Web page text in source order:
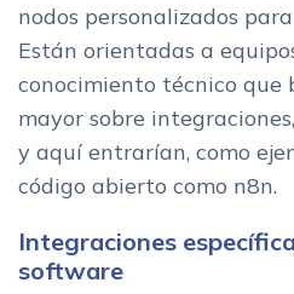
nodos personalizados
Están orientadas a
conocimiento técnico que
mayor sobre
y aquí entrarían, como
código abierto como n8n.
Integraciones
software